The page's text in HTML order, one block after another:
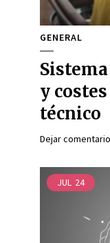
GENERAL
y
técnico
Dejar comentario
JUL 24